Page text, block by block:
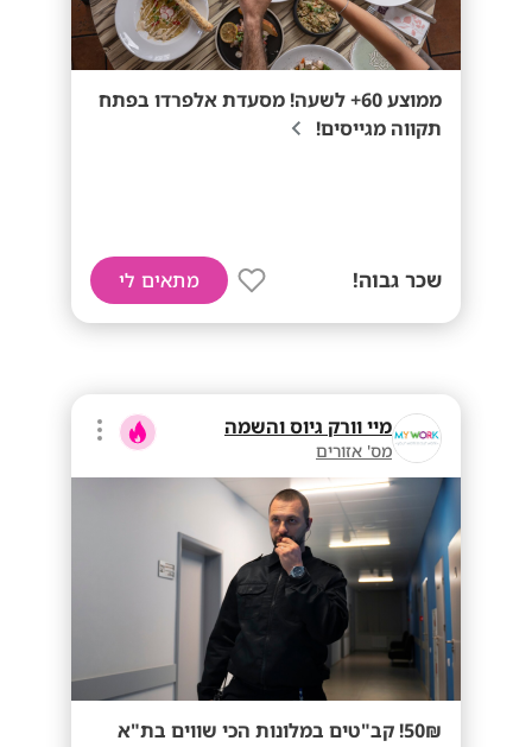
ממוצע 60+ לשעה! מסעדת אלפרדו בפתח
תקווה מגייסים!
שכר גבוה! מתאים לי
מיי וורק גיוס והשמה
מס' אזורים
50₪! קב"טים במלונות הכי שווים בת"א